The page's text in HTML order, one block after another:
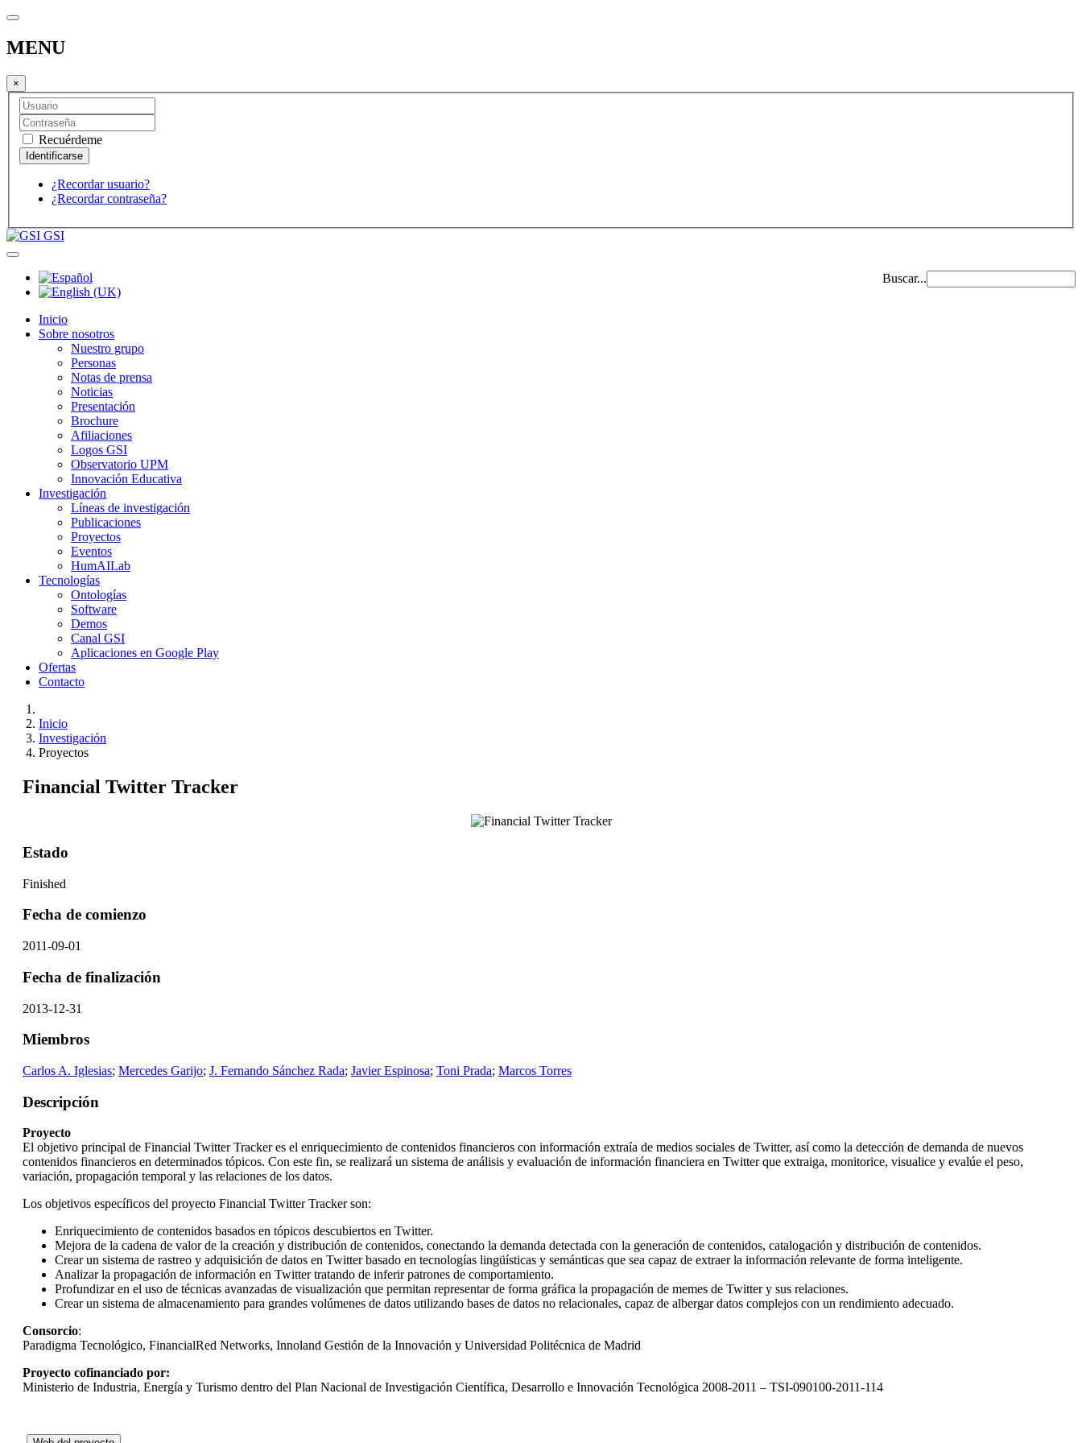
MENU
×
Recuérdeme
¿Recordar usuario?
¿Recordar contraseña?
GSI
Buscar...
Inicio
Sobre nosotros
Nuestro grupo
Personas
Notas de prensa
Noticias
Presentación
Brochure
Afiliaciones
Logos GSI
Observatorio UPM
Innovación Educativa
Investigación
Líneas de investigación
Publicaciones
Proyectos
Eventos
HumAILab
Tecnologías
Ontologías
Software
Demos
Canal GSI
Aplicaciones en Google Play
Ofertas
Contacto
Inicio
Investigación
Proyectos
Financial Twitter Tracker
Estado
Finished
Fecha de comienzo
2011-09-01
Fecha de finalización
2013-12-31
Miembros
Carlos A. Iglesias; Mercedes Garijo; J. Fernando Sánchez Rada; Javier Espinosa; Toni Prada; Marcos Torres
Descripción
Proyecto
El objetivo principal de Financial Twitter Tracker es el enriquecimiento de contenidos financieros con información extraía de medios sociales de Twitter, así como la detección de demanda de nuevos
contenidos financieros en determinados tópicos. Con este fin, se realizará un sistema de análisis y evaluación de información financiera en Twitter que extraiga, monitorice, visualice y evalúe el peso,
variación, propagación temporal y las relaciones de los datos.
Los objetivos específicos del proyecto Financial Twitter Tracker son:
Enriquecimiento de contenidos basados en tópicos descubiertos en Twitter.
Mejora de la cadena de valor de la creación y distribución de contenidos, conectando la demanda detectada con la generación de contenidos, catalogación y distribución de contenidos.
Crear un sistema de rastreo y adquisición de datos en Twitter basado en tecnologías lingüísticas y semánticas que sea capaz de extraer la información relevante de forma inteligente.
Analizar la propagación de información en Twitter tratando de inferir patrones de comportamiento.
Profundizar en el uso de técnicas avanzadas de visualización que permitan representar de forma gráfica la propagación de memes de Twitter y sus relaciones.
Crear un sistema de almacenamiento para grandes volúmenes de datos utilizando bases de datos no relacionales, capaz de albergar datos complejos con un rendimiento adecuado.
Consorcio:
Paradigma Tecnológico, FinancialRed Networks, Innoland Gestión de la Innovación y Universidad Politécnica de Madrid
Proyecto cofinanciado por:
Ministerio de Industria, Energía y Turismo dentro del Plan Nacional de Investigación Científica, Desarrollo e Innovación Tecnológica 2008-2011 – TSI-090100-2011-114